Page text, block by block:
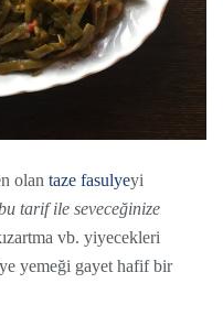
olan taze fasulyeyi
tarif ile seveceğinize
vb. yiyecekleri
yemeği gayet hafif bir